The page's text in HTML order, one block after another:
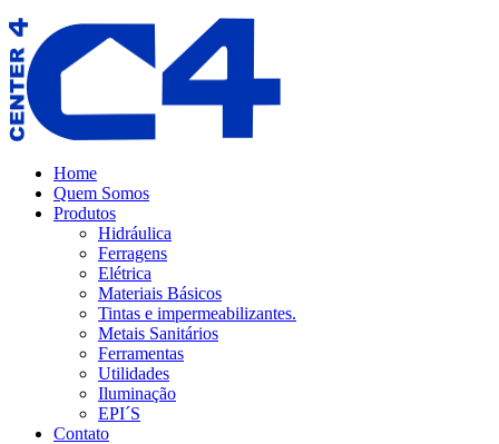
Home
Quem Somos
Produtos
Hidráulica
Ferragens
Elétrica
Materiais Básicos
Tintas e impermeabilizantes.
Metais Sanitários
Ferramentas
Utilidades
Iluminação
EPI´S
Contato